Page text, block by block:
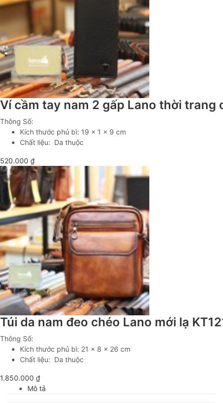
Ví cầm tay nam 2 gấp Lano thời trang
Thông Số:
Kích thước phủ bì: 19 x 1 x 9 cm
Chất liệu: Da thuộc
520.000 ₫
Túi da nam đeo chéo Lano mới lạ
Thông Số:
Kích thước phủ bì: 21 x 8 x 26 cm
Chất liệu: Da thuộc
1.850.000 ₫
Mô tả